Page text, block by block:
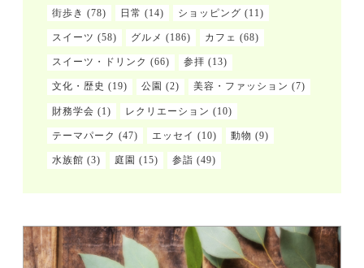
街歩き (78) 日常 (14) ショッピング (11)
スイーツ (58) グルメ (186) カフェ (68)
スイーツ・ドリンク (66) 参拝 (13)
文化・歴史 (19) 公園 (2) 美容・ファッション (7)
財務学会 (1) レクリエーション (10)
テーマパーク (47) エッセイ (10) 動物 (9)
水族館 (3) 庭園 (15) 参詣 (49)